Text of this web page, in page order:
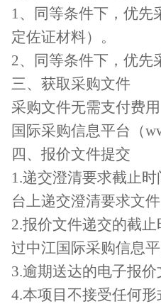
1、同等条件下，优先
定佐证材料）。
2、同等条件下，优先
三、获取采购文件
采购文件无需支付费
国际采购信息平台（
四、报价文件提交
1.递交澄清要求截止
台上递交澄清要求文件
2.报价文件递交的截止
过中江国际采购信息
3.逾期送达的电子报
4.本项目不接受任何